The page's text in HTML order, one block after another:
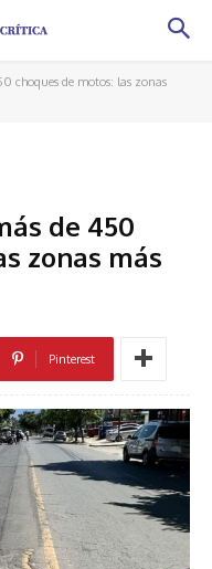
choques de motos: las zonas
de 450
zonas más
Pinterest